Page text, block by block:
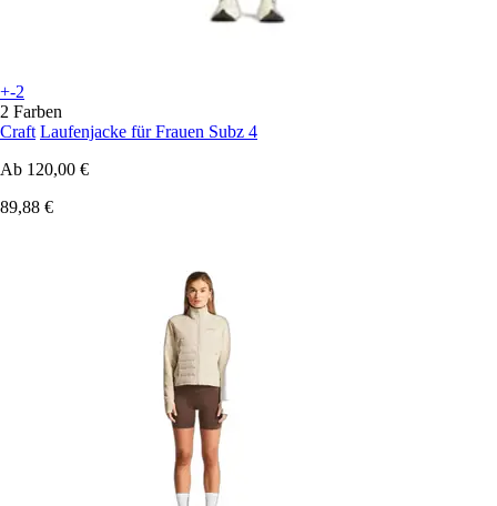
+-2
2 Farben
Craft Laufenjacke für Frauen Subz 4
Ab 120,00 €
89,88 €